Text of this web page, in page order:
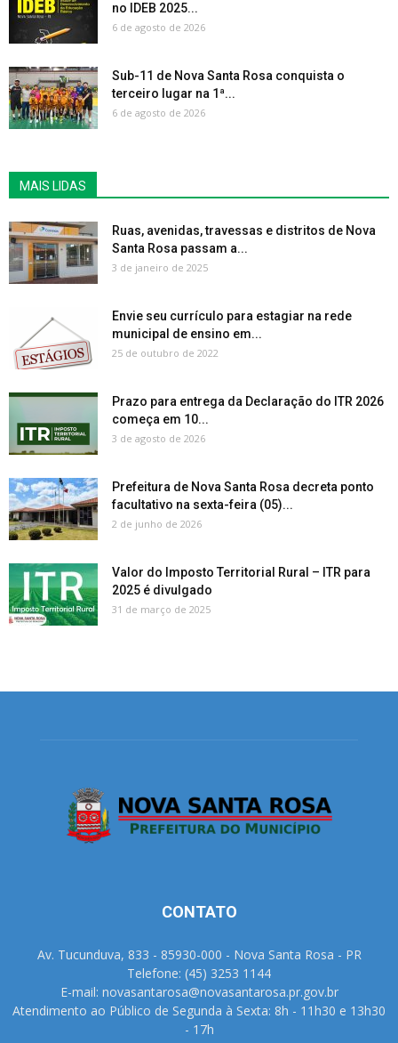
no IDEB 2025...
6 de agosto de 2026
Sub-11 de Nova Santa Rosa conquista o
terceiro lugar na 1ª...
6 de agosto de 2026
MAIS LIDAS
Ruas, avenidas, travessas e distritos de Nova
Santa Rosa passam a...
3 de janeiro de 2025
Envie seu currículo para estagiar na rede
municipal de ensino em...
25 de outubro de 2022
Prazo para entrega da Declaração do ITR 2026
começa em 10...
3 de agosto de 2026
Prefeitura de Nova Santa Rosa decreta ponto
facultativo na sexta-feira (05)...
2 de junho de 2026
Valor do Imposto Territorial Rural – ITR para
2025 é divulgado
31 de março de 2025
CONTATO
Av. Tucunduva, 833 - 85930-000 - Nova Santa Rosa - PR
Telefone: (45) 3253 1144
E-mail: novasantarosa@novasantarosa.pr.gov.br
Atendimento ao Público de Segunda à Sexta: 8h - 11h30 e 13h30
- 17h